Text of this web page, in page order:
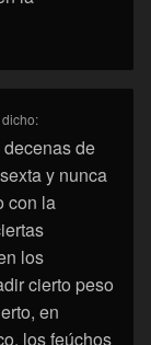
de
y nunca
con la
los
cierto peso
en
los feúchos